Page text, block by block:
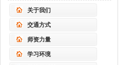
关于我们
交通方式
师资力量
学习环境